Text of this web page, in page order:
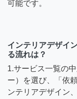
可能です。
インテリアデザイ
る流れは？
1.サービス一覧の
ー）を選び、「依
ンテリアデザイン